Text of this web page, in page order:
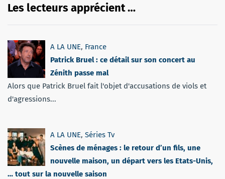
Les lecteurs apprécient …
A LA UNE, France
Patrick Bruel : ce détail sur son concert au
Zénith passe mal
Alors que Patrick Bruel fait l'objet d'accusations de viols et
d'agressions...
A LA UNE, Séries Tv
Scènes de ménages : le retour d’un fils, une
nouvelle maison, un départ vers les Etats-Unis,
… tout sur la nouvelle saison